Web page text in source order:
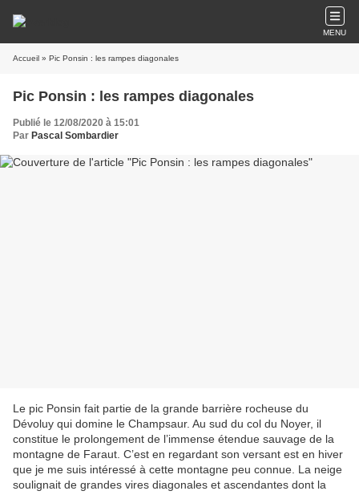
MENU
Accueil » Pic Ponsin : les rampes diagonales
Pic Ponsin : les rampes diagonales
Publié le 12/08/2020 à 15:01
Par Pascal Sombardier
Le pic Ponsin fait partie de la grande barrière rocheuse du
Dévoluy qui domine le Champsaur. Au sud du col du Noyer, il
constitue le prolongement de l’immense étendue sauvage de la
montagne de Faraut. C’est en regardant son versant est en hiver
que je me suis intéressé à cette montagne peu connue. La neige
soulignait de grandes vires diagonales et ascendantes dont la